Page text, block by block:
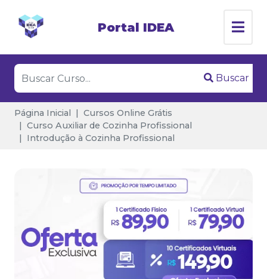
Portal IDEA
Buscar
Página Inicial
Cursos Online Grátis
Curso Auxiliar de Cozinha Profissional
Introdução à Cozinha Profissional